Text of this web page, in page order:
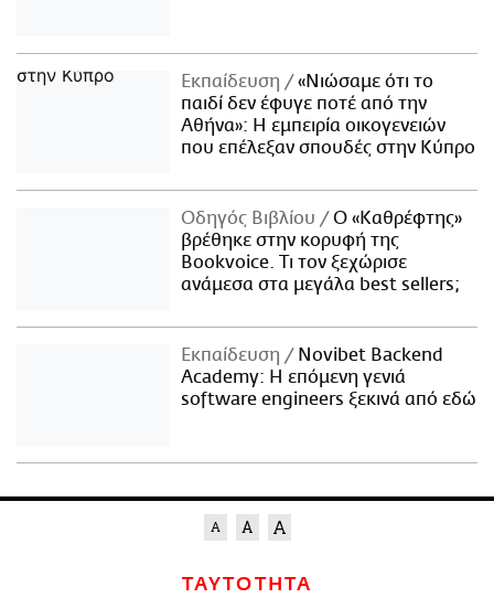
Εκπαίδευση
«Νιώσαμε ότι το
παιδί δεν έφυγε ποτέ από την
Αθήνα»: Η εμπειρία οικογενειών
που επέλεξαν σπουδές στην Κύπρο
Οδηγός Βιβλίου
Ο «Καθρέφτης»
βρέθηκε στην κορυφή της
Bookvoice. Τι τον ξεχώρισε
ανάμεσα στα μεγάλα best sellers;
Εκπαίδευση
Novibet Backend
Academy: Η επόμενη γενιά
software engineers ξεκινά από εδώ
ΤΑΥΤΟΤΗΤΑ